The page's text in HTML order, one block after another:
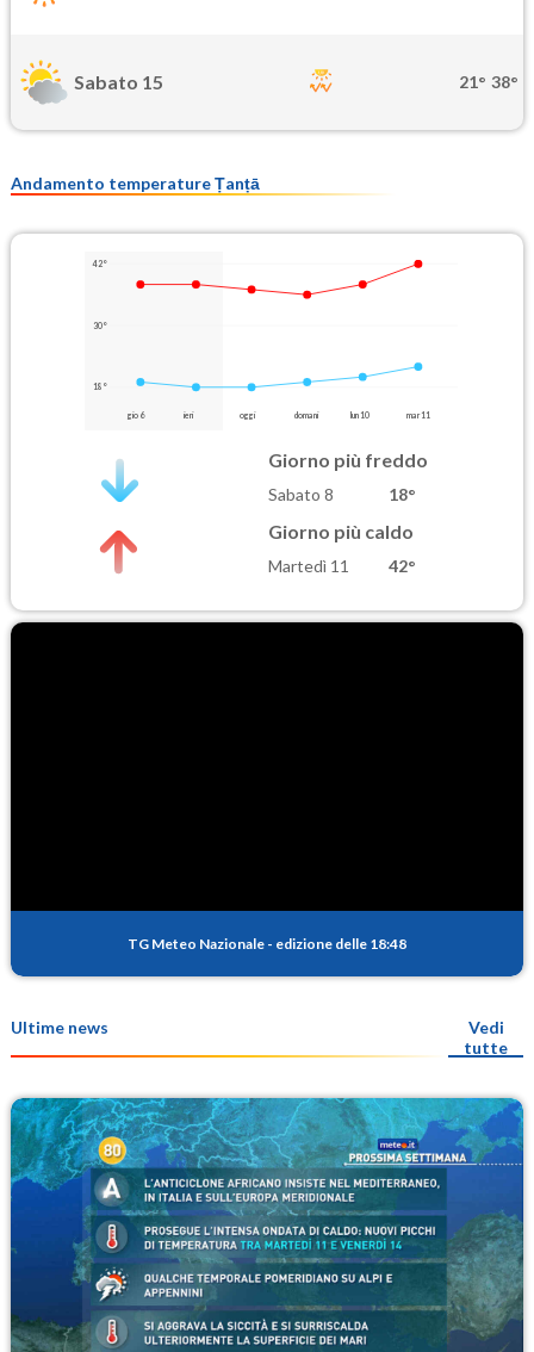
Sabato 15 21° 38°
Andamento temperature Ṭanṭā
42°
30°
18°
gio 6 ieri oggi domani lun 10 mar 11
Giorno più freddo
Sabato 8 18°
Giorno più caldo
Martedì 11 42°
TG Meteo Nazionale - edizione delle 18:48
Ultime news
Vedi
tutte